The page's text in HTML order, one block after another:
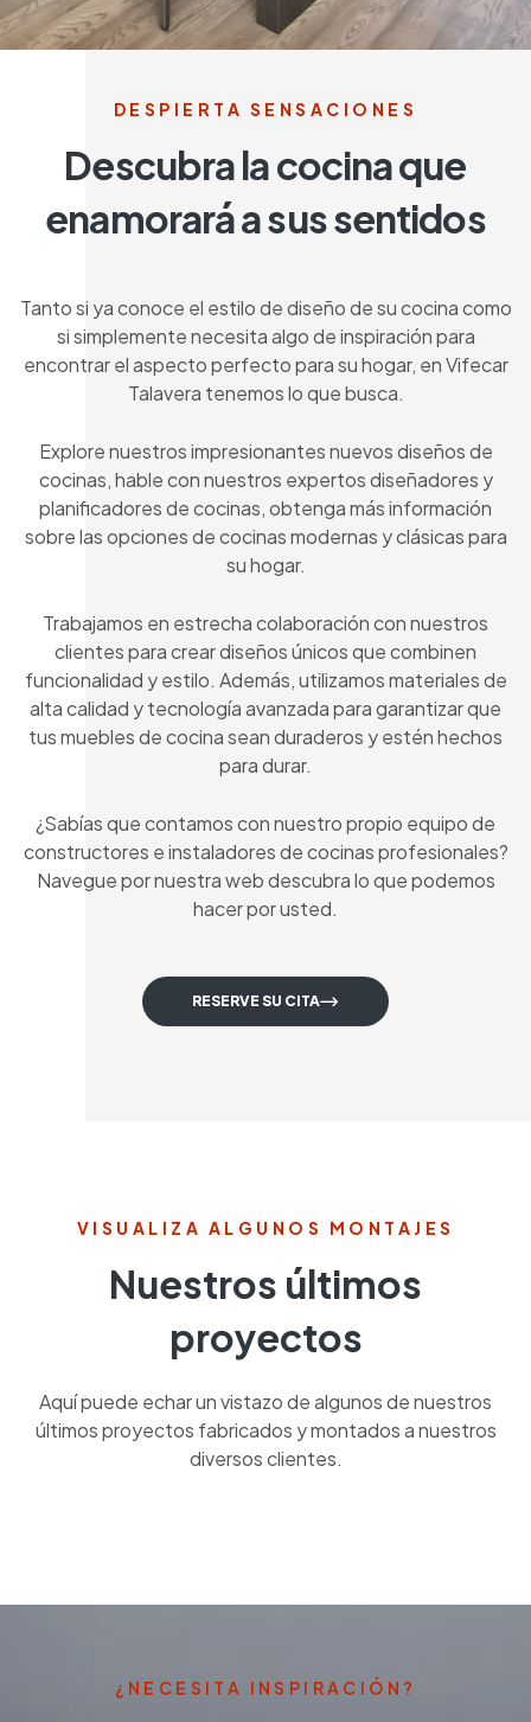
DESPIERTA SENSACIONES
Descubra la cocina que
enamorará a sus sentidos
Tanto si ya conoce el estilo de diseño de su cocina como
si simplemente necesita algo de inspiración para
encontrar el aspecto perfecto para su hogar, en Vifecar
Talavera tenemos lo que busca.
Explore nuestros impresionantes nuevos diseños de
cocinas, hable con nuestros expertos diseñadores y
planificadores de cocinas, obtenga más información
sobre las opciones de cocinas modernas y clásicas para
su hogar.
Trabajamos en estrecha colaboración con nuestros
clientes para crear diseños únicos que combinen
funcionalidad y estilo. Además, utilizamos materiales de
alta calidad y tecnología avanzada para garantizar que
tus muebles de cocina sean duraderos y estén hechos
para durar.
¿Sabías que contamos con nuestro propio equipo de
constructores e instaladores de cocinas profesionales?
Navegue por nuestra web descubra lo que podemos
hacer por usted.
RESERVE SU CITA
VISUALIZA ALGUNOS MONTAJES
Nuestros últimos
proyectos
Aquí puede echar un vistazo de algunos de nuestros
últimos proyectos fabricados y montados a nuestros
diversos clientes.
¿NECESITA INSPIRACIÓN?